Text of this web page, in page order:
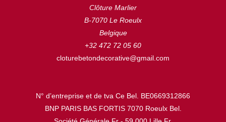
Clôture Marlier
B-7070 Le Roeulx
Belgique
+32 472 72 05 60
cloturebetondecorative@gmail.com
N° d’entreprise et de tva Ce Bel. BE0669312866
BNP PARIS BAS FORTIS 7070 Roeulx Bel.